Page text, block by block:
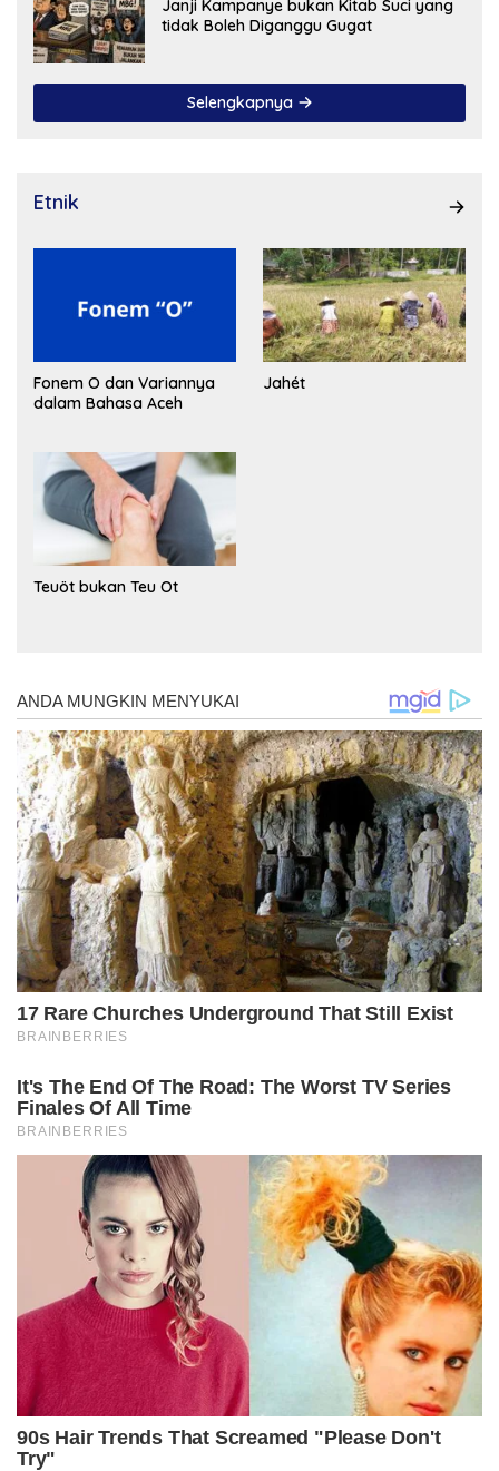
Janji Kampanye bukan Kitab Suci yang
tidak Boleh Diganggu Gugat
Selengkapnya
Etnik
Fonem O dan Variannya
dalam Bahasa Aceh
Jahét
Teuöt bukan Teu Ot